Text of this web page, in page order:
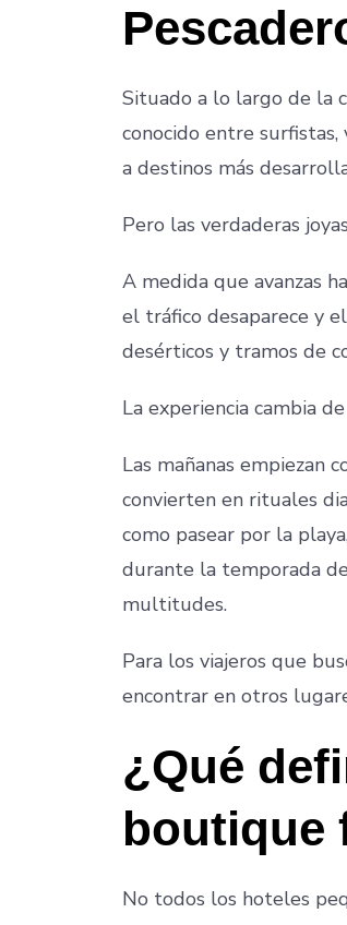
Situado a lo largo de la
conocido entre
a destinos más
Pero las verdaderas
A medida que avanzas
el tráfico desaparece y
desérticos y tramos de
La experiencia cambia
Las mañanas empiezan
convierten en rituales
como pasear por la
durante la temporada
multitudes.
Para los viajeros que
encontrar en otros
¿Qué
boutique
No todos los hoteles